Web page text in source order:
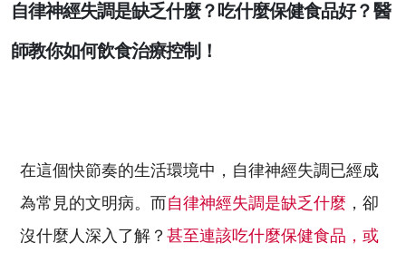
自律神經失調是缺乏什麼？吃什麼保健食品好？醫
師教你如何飲食治療控制！
在這個快節奏的生活環境中，自律神經失調已經成
為常見的文明病。而自律神經失調是缺乏什麼 ，卻
沒什麼人深入了解？ 甚至連該吃什麼保健食品，或